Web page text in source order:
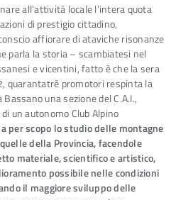
all’attività locale l’intera quota
di prestigio cittadino,
affiorare di ataviche risonanze
parla la storia – scambiatesi nel
e vicentini, fatto è che la sera
quarantatré promotori respinta la
una sezione del C.A.I.,
un autonomo Club Alpino
per scopo lo studio delle montagne
della Provincia, facendole
materiale, scientifico e artistico,
possibile nelle condizioni
il maggiore sviluppo delle